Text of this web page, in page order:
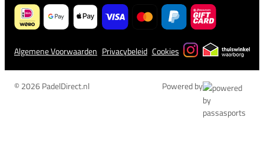
Algemene Voorwaarden Privacybeleid Cookies
© 2026 PadelDirect.nl Powered by